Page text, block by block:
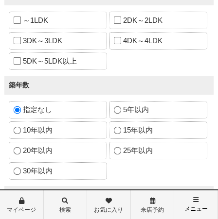
～1LDK 2DK～2LDK
3DK～3LDK 4DK～4LDK
5DK～5LDK以上
築年数
指定なし 5年以内
10年以内 15年以内
20年以内 25年以内
30年以内
マイページ 検索 お気に入り 来店予約 メニュー